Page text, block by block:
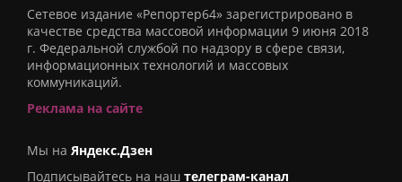
Сетевое издание «Репортер64» зарегистрировано в
качестве средства массовой информации 9 июня 2018
г. Федеральной службой по надзору в сфере связи,
информационных технологий и массовых
коммуникаций.
Реклама на сайте
Мы на Яндекс.Дзен
Подписывайтесь на наш телеграм-канал